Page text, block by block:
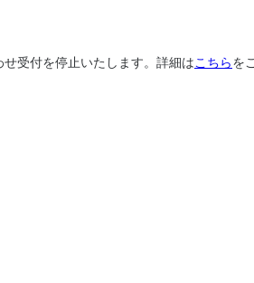
受付を停止いたします。詳細はこちらを